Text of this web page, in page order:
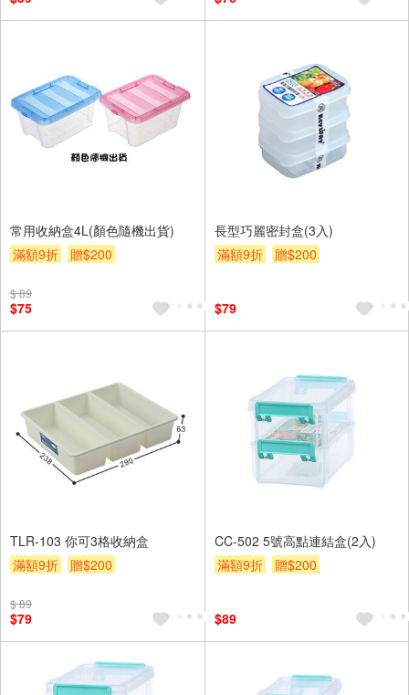
常用收納盒4L(顏色隨機出貨)
滿額9折
贈$200
$ 89
$75
長型巧麗密封盒(3入)
滿額9折
贈$200
$79
TLR-103 你可3格收納盒
滿額9折
贈$200
$ 89
$79
CC-502 5號高點連結盒(2入)
滿額9折
贈$200
$89